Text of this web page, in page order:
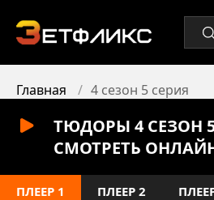
Главная 4 сезон 5 серия
ТЮДОРЫ 4 СЕЗОН
СМОТРЕТЬ
ПЛЕЕР 1 ПЛЕЕР 2